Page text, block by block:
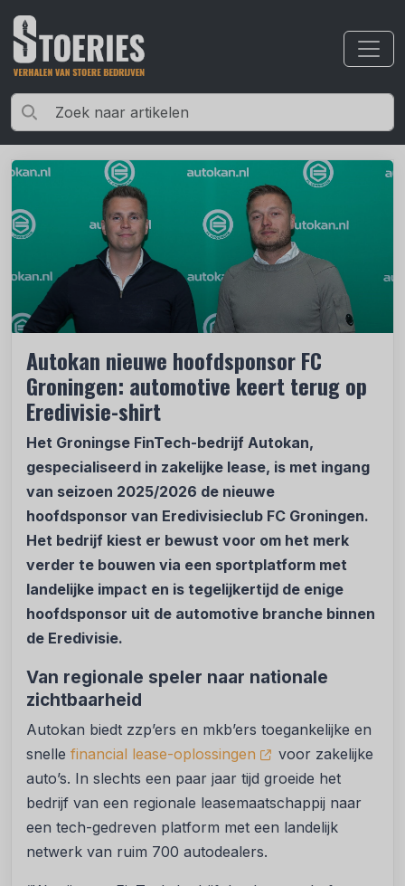
Autokan nieuwe hoofdsponsor FC
Groningen: automotive keert terug op
Eredivisie-shirt
Het Groningse FinTech-bedrijf Autokan,
gespecialiseerd in zakelijke lease, is met ingang
van seizoen 2025/2026 de nieuwe
hoofdsponsor van Eredivisieclub FC Groningen.
Het bedrijf kiest er bewust voor om het merk
verder te bouwen via een sportplatform met
landelijke impact en is tegelijkertijd de enige
hoofdsponsor uit de automotive branche binnen
de Eredivisie.
Van regionale speler naar nationale
zichtbaarheid
Autokan biedt zzp’ers en mkb’ers toegankelijke en
snelle financial lease-oplossingen
voor zakelijke
auto’s. In slechts een paar jaar tijd groeide het
bedrijf van een regionale leasemaatschappij naar
een tech-gedreven platform met een landelijk
netwerk van ruim 700 autodealers.